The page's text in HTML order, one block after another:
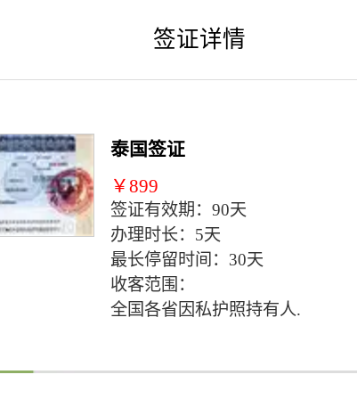
签证详情
泰国签证
￥899
签证有效期：90天
办理时长：5天
最长停留时间：30天
收客范围：
全国各省因私护照持有人.